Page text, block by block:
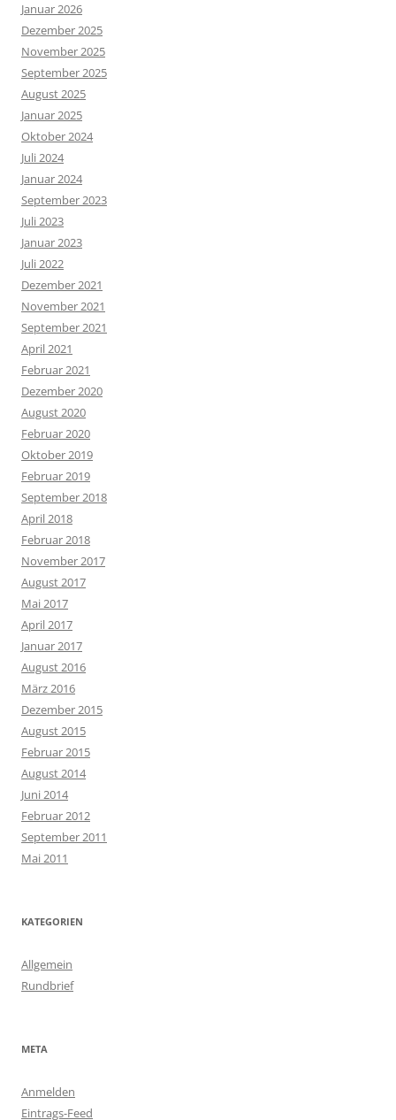
Januar 2026
Dezember 2025
November 2025
September 2025
August 2025
Januar 2025
Oktober 2024
Juli 2024
Januar 2024
September 2023
Juli 2023
Januar 2023
Juli 2022
Dezember 2021
November 2021
September 2021
April 2021
Februar 2021
Dezember 2020
August 2020
Februar 2020
Oktober 2019
Februar 2019
September 2018
April 2018
Februar 2018
November 2017
August 2017
Mai 2017
April 2017
Januar 2017
August 2016
März 2016
Dezember 2015
August 2015
Februar 2015
August 2014
Juni 2014
Februar 2012
September 2011
Mai 2011
KATEGORIEN
Allgemein
Rundbrief
META
Anmelden
Eintrags-Feed